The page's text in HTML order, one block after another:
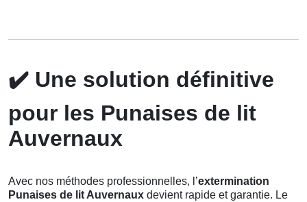
✔️ Une solution définitive
pour les Punaises de lit
Auvernaux
Avec nos méthodes professionnelles, l’extermination
Punaises de lit Auvernaux devient rapide et garantie. Le